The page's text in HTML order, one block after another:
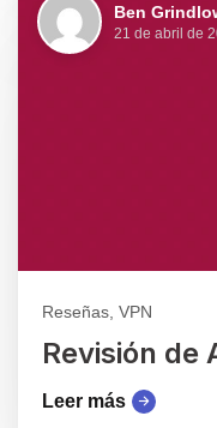
Ben
21 de abril de
Reseñas, VPN
Revisión de
Leer más